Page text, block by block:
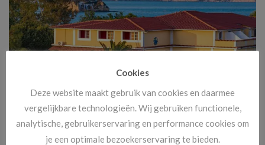
Heb jij al vakantiekriebels? Goed nieuws! Vanaf 14 november
Cookies
Deze website maakt gebruik van cookies en daarmee
vergelijkbare technologieën. Wij gebruiken functionele,
analytische, gebruikerservaring en performance cookies om
je een optimale bezoekerservaring te bieden.